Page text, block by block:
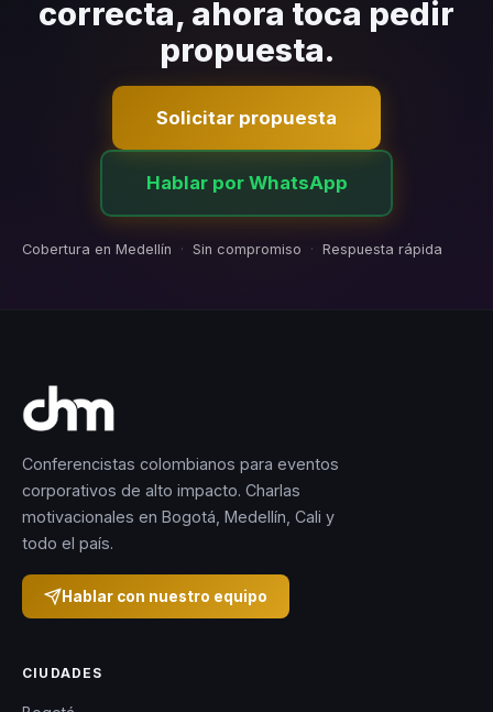
correcta, ahora toca pedir
propuesta.
Solicitar propuesta
Hablar por WhatsApp
Cobertura en Medellín · Sin compromiso · Respuesta rápida
Conferencistas colombianos para eventos
corporativos de alto impacto. Charlas
motivacionales en Bogotá, Medellín, Cali y
todo el país.
Hablar con nuestro equipo
CIUDADES